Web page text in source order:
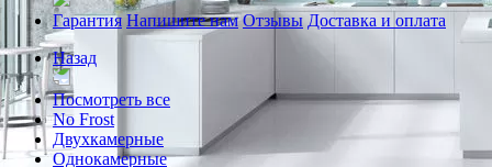
Гарантия Напишите нам Отзывы Доставка и оплата
Назад
Посмотреть все
No Frost
Двухкамерные
Однокамерные